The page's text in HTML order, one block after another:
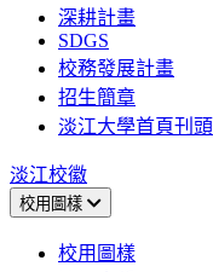
深耕計畫
SDGS
校務發展計畫
招生簡章
淡江大學首頁刊頭
淡江校徽
校用圖樣
校用圖樣